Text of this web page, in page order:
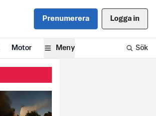
Prenumerera Logga in
Motor Meny Sök